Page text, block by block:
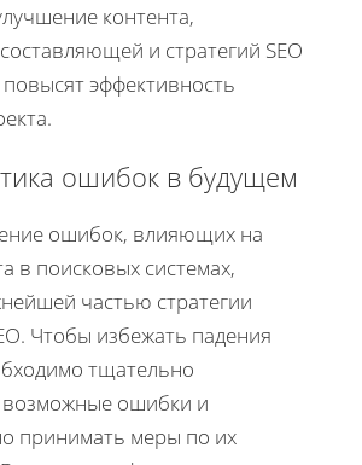
контента,
и стратегий SEO
эффективность
ошибок в будущем
ошибок, влияющих на
в поисковых системах,
частью стратегии
Чтобы избежать падения
тщательно
возможные ошибки и
принимать меры по их